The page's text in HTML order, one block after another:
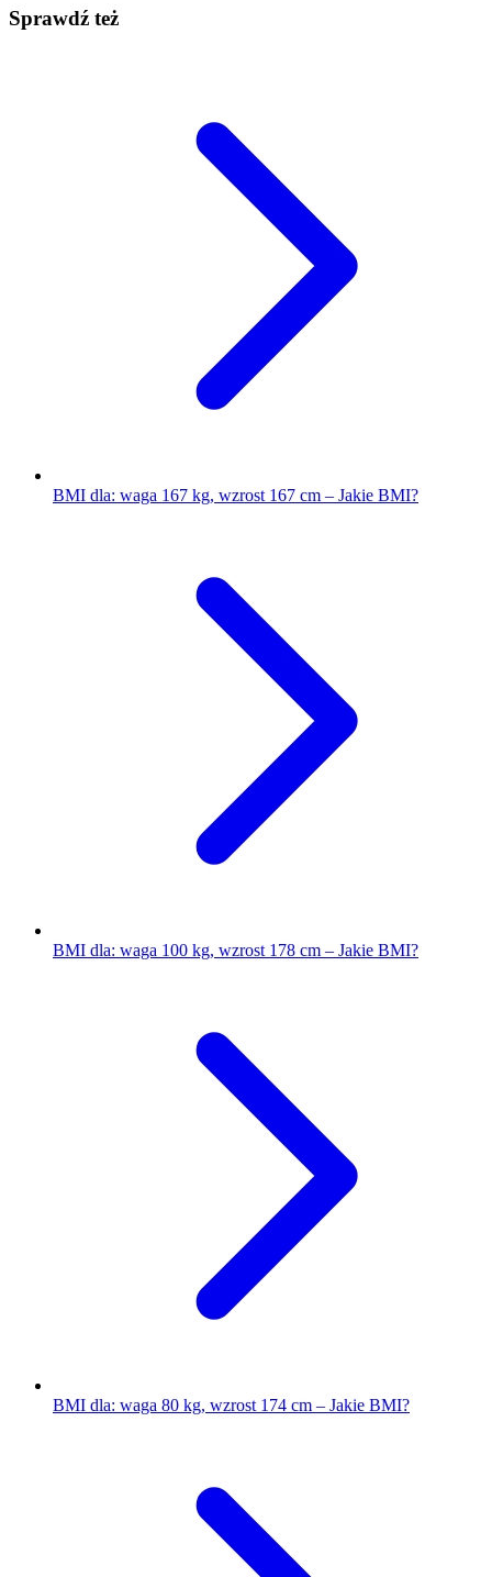
Sprawdź też
BMI dla: waga 167 kg, wzrost 167 cm – Jakie BMI?
BMI dla: waga 100 kg, wzrost 178 cm – Jakie BMI?
BMI dla: waga 80 kg, wzrost 174 cm – Jakie BMI?